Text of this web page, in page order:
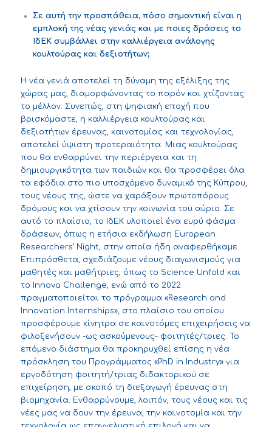
Σε αυτή την προσπάθεια, πόσο σημαντική είναι η
εμπλοκή της νέας γενιάς και με ποιες δράσεις το
ΙδΕΚ συμβάλλει στην καλλιέργεια ανάλογης
κουλτούρας και δεξιοτήτων;
Η νέα γενιά αποτελεί τη δύναμη της εξέλιξης της
χώρας μας, διαμορφώνοντας το παρόν και χτίζοντας
το μέλλον. Συνεπώς, στη ψηφιακή εποχή που
βρισκόμαστε, η καλλιέργεια κουλτούρας και
δεξιοτήτων έρευνας, καινοτομίας και τεχνολογίας,
αποτελεί ύψιστη προτεραιότητα. Μιας κουλτούρας
που θα ενθαρρύνει την περιέργεια και τη
δημιουργικότητα των παιδιών και θα προσφέρει όλα
τα εφόδια στο πιο υποσχόμενο δυναμικό της Κύπρου,
τους νέους της, ώστε να χαράξουν πρωτοπόρους
δρόμους και να χτίσουν την κοινωνία του αύριο. Σε
αυτό το πλαίσιο, το ΙδΕΚ υλοποιεί ένα ευρύ φάσμα
δράσεων, όπως η ετήσια εκδήλωση European
Researchers’ Night, στην οποία ήδη αναφερθήκαμε.
Επιπρόσθετα, σχεδιάζουμε νέους διαγωνισμούς για
μαθητές και μαθήτριες, όπως το Science Unfold και
το Innova Challenge, ενώ από το 2022
πραγματοποιείται το πρόγραμμα «Research and
Innovation Internships», στο πλαίσιο του οποίου
προσφέρουμε κίνητρα σε καινοτόμες επιχειρήσεις να
φιλοξενήσουν -ως ασκούμενους- φοιτητές/τριες. Το
επόμενο διάστημα θα προκηρυχθεί επίσης η νέα
πρόσκληση του Προγράμματος «PhD in Industry» για
εργοδότηση φοιτητή/τριας διδακτορικού σε
επιχείρηση, με σκοπό τη διεξαγωγή έρευνας στη
βιομηχανία. Ενθαρρύνουμε, λοιπόν, τους νέους και τις
νέες μας να δουν την έρευνα, την καινοτομία και την